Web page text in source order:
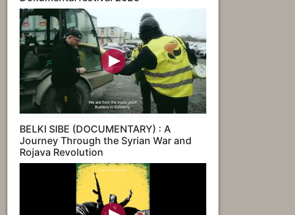
BELKI SIBE (DOCUMENTARY) : A
Journey Through the Syrian War and
Rojava Revolution